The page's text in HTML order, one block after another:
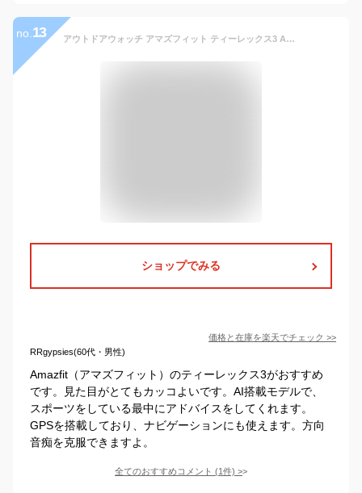
no. 13 アウトドアウォッチ アマズフィット ティーレックス3 Amazfit T-Rex 3 【取説サービス】 スマートウォッチ 腕時計 iPhone android対応 AI音声操作 GPS 音楽保存 AMOLED スポーツ ランニング 登山 ダイビング 【在庫あり】
ショップでみる
価格と在庫を楽天でチェック >>
RRgypsies(60代・男性)
Amazfit（アマズフィット）のティーレックス3がおすすめ
です。見た目がとてもカッコよいです。AI搭載モデルで、
スポーツをしている最中にアドバイスをしてくれます。
GPSを搭載しており、ナビゲーションにも使えます。方向
音痴を克服できますよ。
全てのおすすめコメント (1件) >